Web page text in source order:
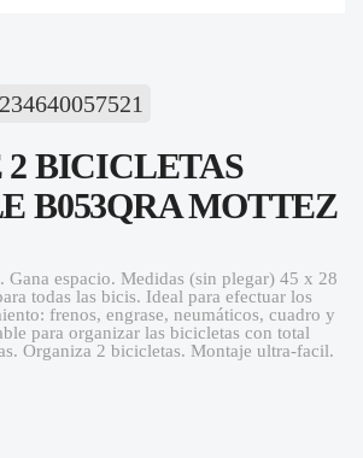
2 BICICLETAS
B053QRA MOTTEZ
Gana espacio. Medidas (sin plegar) 45 x 28
todas las bicis. Ideal para efectuar los
frenos, engrase, neumáticos, cuadro y
para organizar las bicicletas con total
Organiza 2 bicicletas. Montaje ultra-facil.